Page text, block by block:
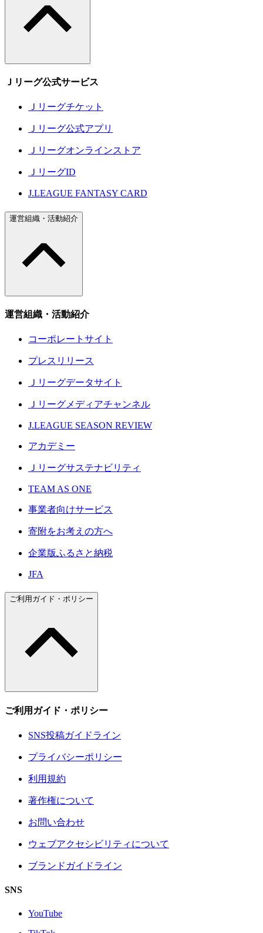
Ｊリーグ公式サービス
Ｊリーグチケット
Ｊリーグ公式アプリ
Ｊリーグオンラインストア
ＪリーグID
J.LEAGUE FANTASY CARD
運営組織・活動紹介
運営組織・活動紹介
コーポレートサイト
プレスリリース
Ｊリーグデータサイト
Ｊリーグメディアチャンネル
J.LEAGUE SEASON REVIEW
アカデミー
Ｊリーグサステナビリティ
TEAM AS ONE
事業者向けサービス
寄附をお考えの方へ
企業版ふるさと納税
JFA
ご利用ガイド・ポリシー
ご利用ガイド・ポリシー
SNS投稿ガイドライン
プライバシーポリシー
利用規約
著作権について
お問い合わせ
ウェブアクセシビリティについて
ブランドガイドライン
SNS
YouTube